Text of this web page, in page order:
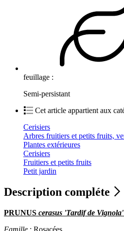
feuillage :
Semi-persistant
Cet article appartient aux
Cerisiers
Arbres fruitiers et petits fruits,
Plantes extérieures
Cerisiers
Fruitiers et petits fruits
Petit jardin
Description compléte
PRUNUS cerasus 'Tardif de
Famille : Rosacées